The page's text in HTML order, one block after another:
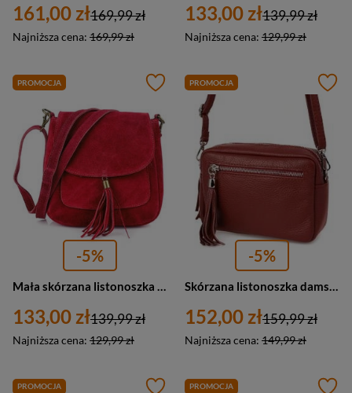
161,00 zł
Najniższa cena: 169,99 zł
169,99 zł 133,00 zł
Najniższa cena: 129,99 zł
139,99 zł
PROMOCJA
-5%
Mała skórzana listonoszka damska z klapką bordowa - Vera Pelle X40
133,00 zł
Najniższa cena: 129,99 zł
139,99 zł
PROMOCJA
-5%
Skórzana listonoszka damska z frędzlem bordowa Vera Pelle C74
152,00 zł
Najniższa cena: 149,99 zł
159,99 zł
PROMOCJA PROMOCJA